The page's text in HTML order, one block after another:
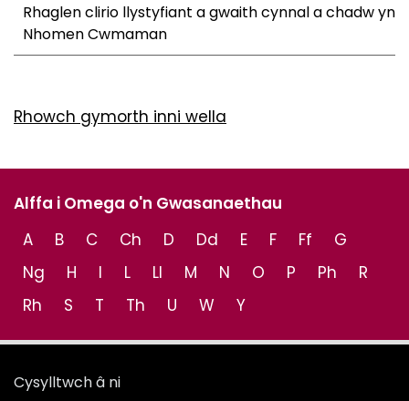
Rhaglen clirio llystyfiant a gwaith cynnal a chadw yn
Nhomen Cwmaman
Rhowch gymorth inni wella
Alffa i Omega o'n Gwasanaethau
A
B C Ch D Dd E F Ff
G
Ng
H I L Ll M N O P Ph
R
Rh
S T Th U W Y
Cysylltwch â ni